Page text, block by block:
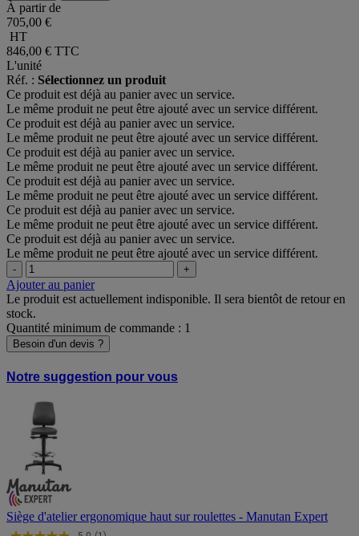
À partir de
705,00 €
HT
846,00 € TTC
L'unité
Réf. : Sélectionnez un produit
Ce produit est déjà au panier avec un service.
Le même produit ne peut être ajouté avec un service différent.
Ce produit est déjà au panier avec un service.
Le même produit ne peut être ajouté avec un service différent.
Ce produit est déjà au panier avec un service.
Le même produit ne peut être ajouté avec un service différent.
Ce produit est déjà au panier avec un service.
Le même produit ne peut être ajouté avec un service différent.
Ce produit est déjà au panier avec un service.
Le même produit ne peut être ajouté avec un service différent.
Ce produit est déjà au panier avec un service.
Le même produit ne peut être ajouté avec un service différent.
- +
Ajouter au panier
Le produit est actuellement indisponible. Il sera bientôt de retour en
stock.
Quantité minimum de commande : 1
Besoin d'un devis ?
Notre suggestion pour vous
Siège d'atelier ergonomique haut sur roulettes - Manutan Expert